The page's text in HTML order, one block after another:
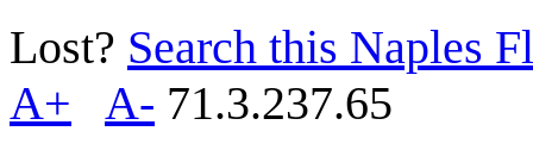
Lost? Search this Naples
A+
A- 71.3.237.65